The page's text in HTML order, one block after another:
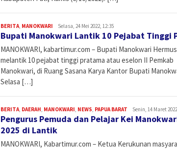
BERITA, MANOKWARI Admin
Selasa, 24 Mei 2022, 12:35
Bupati Manokwari Lantik 10 Pejabat Tinggi
MANOKWARI, kabartimur.com – Bupati Manokwari
melantik 10 pejabat tinggi pratama atau eselon II Pemkab
Manokwari, di Ruang Sasana Karya Kantor Bupati
Selasa […]
BERITA, DAERAH, MANOKWARI, NEWS, PAPUA BARAT Admin
Senin, 14 Maret
Pengurus Pemuda dan Pelajar Kei
2025 di Lantik
MANOKWARI, Kabartimur.com – Ketua Kerukunan